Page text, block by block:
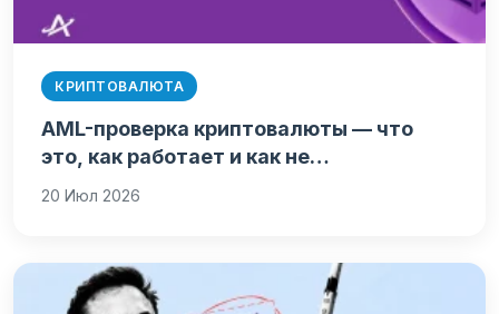
КРИПТОВАЛЮТА
AML-проверка криптовалюты — что
это, как работает и как не…
20 Июл 2026